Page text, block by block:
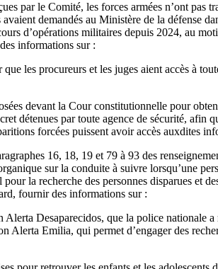
par le Comité, les forces armées n’ont pas
demandés au Ministère de la défense
d’opérations militaires depuis 2024, au
informations sur :
que les procureurs et les juges aient accès à
devant la Cour constitutionnelle pour
détenues par toute agence de sécurité, afin
forcées puissent avoir accès auxdites
16, 18, 19 et 79 à 93 des
sur la conduite à suivre lorsqu’une
la recherche des personnes disparues et
fournir des informations sur :
Alerta Desaparecidos, que la police nationale
Alerta Emilia, qui permet d’engager des